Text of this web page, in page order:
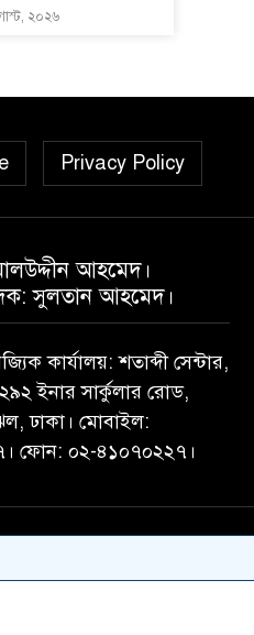
২০২৬
Privacy Policy
আহমেদ।
সুলতান আহমেদ।
কার্যালয়: শতাব্দী সেন্টার,
ইনার সার্কুলার রোড,
ঢাকা। মোবাইল:
ফোন: ০২-৪১০৭০২২৭।